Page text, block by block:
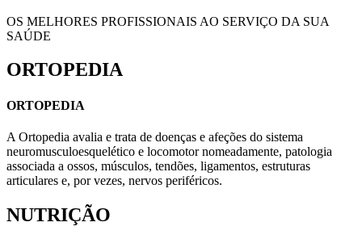
OS MELHORES PROFISSIONAIS AO SERVIÇO DA SUA
SAÚDE
ORTOPEDIA
ORTOPEDIA
A Ortopedia avalia e trata de doenças e afeções do sistema
neuromusculoesquelético e locomotor nomeadamente, patologia
associada a ossos, músculos, tendões, ligamentos, estruturas
articulares e, por vezes, nervos periféricos.
NUTRIÇÃO